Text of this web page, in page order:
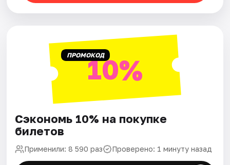
ПРОМОКОД10%
Сэкономь 10% на покупке
билетов
Применили: 8 590 раз Проверено: 1 минуту назад